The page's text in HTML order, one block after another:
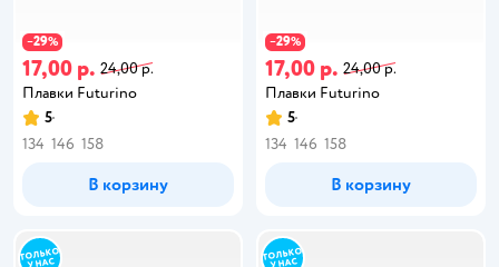
−29%
17,00 р. 24,00 р.
Плавки Futurino
5
134 146 158
В корзину
−29%
17,00 р. 24,00 р.
Плавки Futurino
5
134 146 158
В корзину